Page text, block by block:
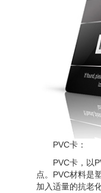
PVC卡：
PVC卡，以
点。PVC材料是
加入适量的抗老